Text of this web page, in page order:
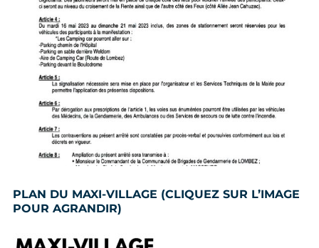
PLAN DU MAXI-VILLAGE (CLIQUEZ SUR L’IMAGE
POUR AGRANDIR)